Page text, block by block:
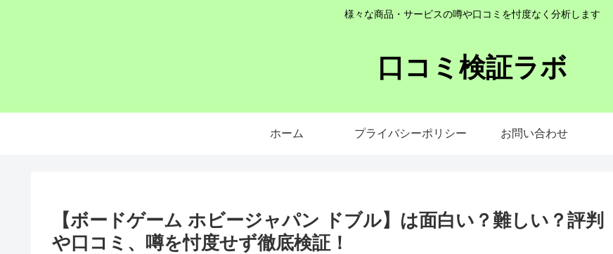
様々な商品・サービスの噂や口コミを忖度なく分析します
口コミ検証ラボ
ホーム プライバシーポリシー お問い合わせ
【ボードゲーム ホビージャパン ドブル】は面白い？難しい？評判
や口コミ、噂を忖度せず徹底検証！